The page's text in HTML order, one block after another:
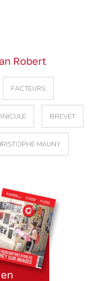
Robert
FACTEURS
BREVET
MAUNY